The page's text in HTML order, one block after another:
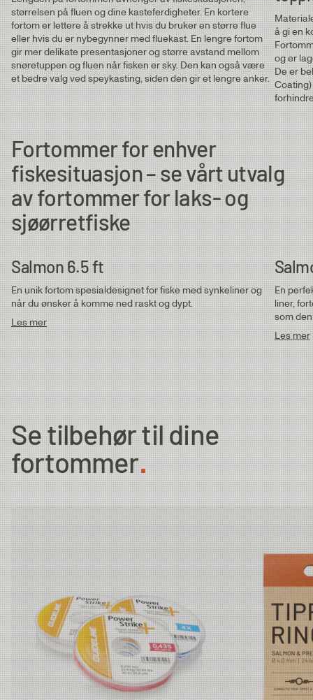
Lakse- & sjøørretfortommer
Salmon 6.5 ft | ⌀ 0.35 - 0.45 mm
Salmon 12 ft | ⌀ 0.30 - 0.45 mm
Salmon 15 ft | ⌀ 0.35 - 0.45 mm
0.40 0.65mm 0.40mm 12.1kg
0.35 0.65mm 0.35mm 10.2kg
0.30 0.65mm 0.30mm 7.8kg
størrelsen på fluen og dine kasteferdigheter. En kortere
fortom er lettere å strekke ut hvis du bruker en større flue
eller hvis du er nybegynner med fluekast. En lengre fortom
gir mer delikate presentasjoner og større avstand mellom
snøretuppen og fluen når fisken er sky. Den kan også være
et bedre valg ved speykasting, siden den gir et lengre anker.
å gi en
og er
De er
Fortommer for enhver
fiskesituasjon – se vårt utvalg
av fortommer for laks- og
sjøørretfiske
Salmon 6.5 ft
En unik fortom spesialdesignet for fiske med synkeliner og
når du ønsker å komme ned raskt og dypt.
Les mer
En
liner,
som
Les mer
Se tilbehør til dine
fortommer